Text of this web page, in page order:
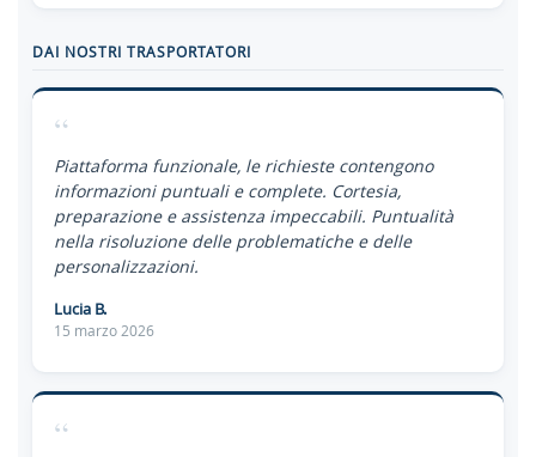
DAI NOSTRI TRASPORTATORI
“
Piattaforma funzionale, le richieste contengono
informazioni puntuali e complete. Cortesia,
preparazione e assistenza impeccabili. Puntualità
nella risoluzione delle problematiche e delle
personalizzazioni.
Lucia B.
15 marzo 2026
“